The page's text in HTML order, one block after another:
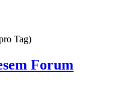
Tag)
Forum